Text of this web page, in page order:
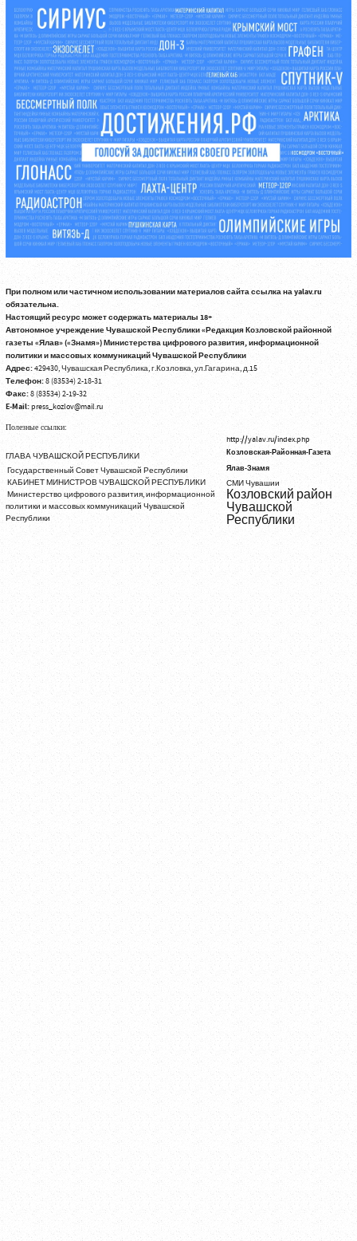
При полном или частичном использовании материалов сайта ссылка на yalav.ru
обязательна.
Настоящий ресурс может содержать материалы 18+
Автономное учреждение Чувашской Республики «Редакция Козловской районной
газеты «Ялав» («Знамя») Министерства цифрового развития, информационной
политики и массовых коммуникаций Чувашской Республики
Адрес:429430, Чувашская Республика, г.Козловка, ул.Гагарина, д.15
Телефон:8 (83534) 2-18-31
Факс:8 (83534) 2-19-32
E-Mail:press_kozlov@mail.ru
Полезные ссылки:
ГЛАВА ЧУВАШСКОЙ РЕСПУБЛИКИ
Государственный Совет Чувашской Республики
КАБИНЕТ МИНИСТРОВ ЧУВАШСКОЙ РЕСПУБЛИКИ
Министерство цифрового развития, информационной
политики и массовых коммуникаций Чувашской
Республики
http://yalav.ru/index.php
Козловская-Районная-Газета
Ялав-Знамя
СМИ Чувашии
Козловский район
Чувашской
Республики